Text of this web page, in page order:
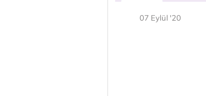
07 Eylül '20